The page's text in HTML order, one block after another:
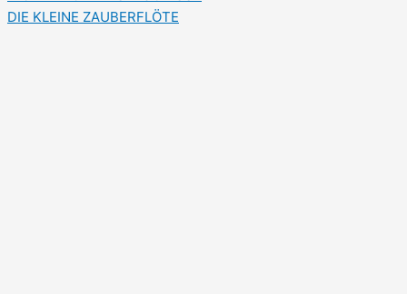
DIE KLEINE ZAUBERFLÖTE